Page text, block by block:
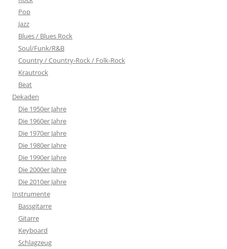
Pop
Jazz
Blues / Blues Rock
Soul/Funk/R&B
Country / Country-Rock / Folk-Rock
Krautrock
Beat
Dekaden
Die 1950er Jahre
Die 1960er Jahre
Die 1970er Jahre
Die 1980er Jahre
Die 1990er Jahre
Die 2000er Jahre
Die 2010er Jahre
Instrumente
Bassgitarre
Gitarre
Keyboard
Schlagzeug